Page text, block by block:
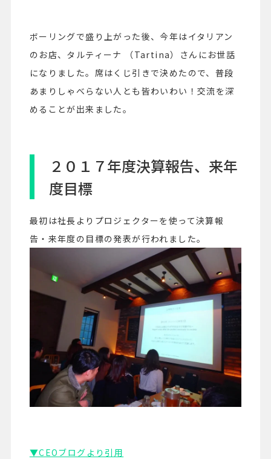
ボーリングで盛り上がった後、今年はイタリアン
のお店、 タルティーナ （Tartina）さんにお世話
になりました。席はくじ引きで決めたので、普段
あまりしゃべらない人とも皆わいわい！交流を深
めることが出来ました。
２０１７年度決算報告、来年
度目標
最初は社長よりプロジェクターを使って決算報
告・来年度の目標の発表が行われました。
▼CEOブログより引用